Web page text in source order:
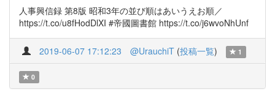
人事興信録 第8版 昭和3年の並び順はあいうえお順／
https://t.co/u8fHodDlXI #帝國圖書館 https://t.co/j6wvoNhUnf
2019-06-07 17:12:23 @UrauchiT (投稿一覧) 1
0